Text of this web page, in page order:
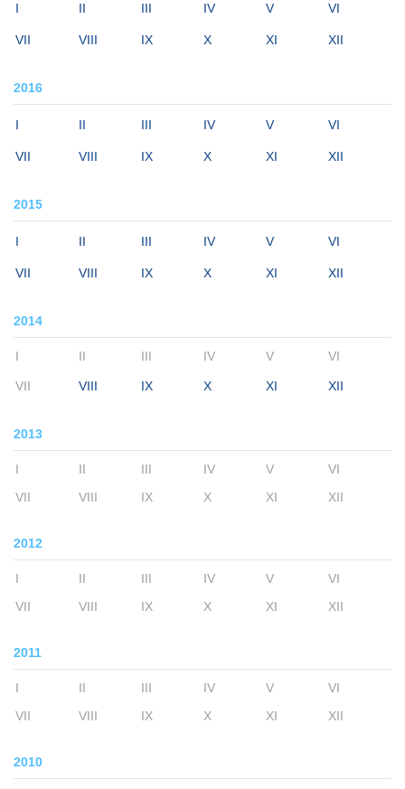
I II III IV V VI
VII VIII IX X XI XII
2016
I II III IV V VI
VII VIII IX X XI XII
2015
I II III IV V VI
VII VIII IX X XI XII
2014
I II III IV V VI
VII VIII IX X XI XII
2013
I II III IV V
VI
VII
VIII IX X XI XII
2012
I II III IV V
VI
VII
VIII IX X XI XII
2011
I II III IV V
VI
VII
VIII IX X XI XII
2010